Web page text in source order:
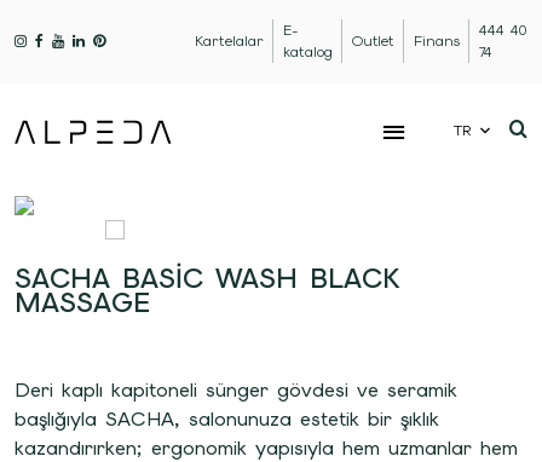
Kartelalar
E-
katalog
Outlet Finans
444 40
74
TR
SACHA BASIC WASH BLACK
MASSAGE
Deri kaplı kapitoneli sünger gövdesi ve seramik
başlığıyla SACHA, salonunuza estetik bir şıklık
kazandırırken; ergonomik yapısıyla hem uzmanlar hem